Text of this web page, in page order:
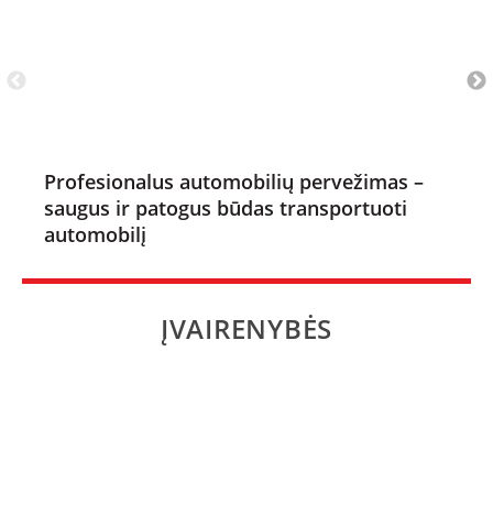
Profesionalus automobilių pervežimas –
saugus ir patogus būdas transportuoti
automobilį
ĮVAIRENYBĖS